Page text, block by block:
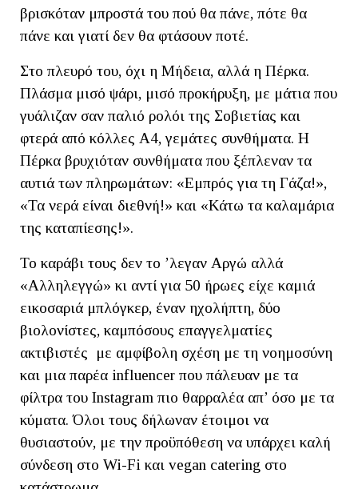
βρισκόταν μπροστά του πού θα πάνε, πότε θα
πάνε και γιατί δεν θα φτάσουν ποτέ.
Στο πλευρό του, όχι η Μήδεια, αλλά η Πέρκα.
Πλάσμα μισό ψάρι, μισό προκήρυξη, με μάτια που
γυάλιζαν σαν παλιό ρολόι της Σοβιετίας και
φτερά από κόλλες Α4, γεμάτες συνθήματα. Η
Πέρκα βρυχιόταν συνθήματα που ξέπλεναν τα
αυτιά των πληρωμάτων: «Εμπρός για τη Γάζα!»,
«Τα νερά είναι διεθνή!» και «Κάτω τα καλαμάρια
της καταπίεσης!».
Το καράβι τους δεν το ’λεγαν Αργώ αλλά
«Αλληλεγγώ» κι αντί για 50 ήρωες είχε καμιά
εικοσαριά μπλόγκερ, έναν ηχολήπτη, δύο
βιολονίστες, καμπόσους επαγγελματίες
ακτιβιστές με αμφίβολη σχέση με τη νοημοσύνη
και μια παρέα influencer που πάλευαν με τα
φίλτρα του Instagram πιο θαρραλέα απ’ όσο με τα
κύματα. Όλοι τους δήλωναν έτοιμοι να
θυσιαστούν, με την προϋπόθεση να υπάρχει καλή
σύνδεση στο Wi-Fi και vegan catering στο